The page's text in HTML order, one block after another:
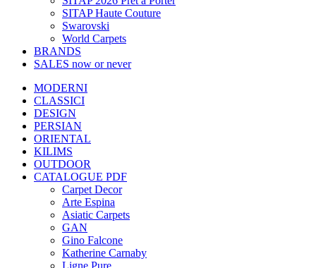
SITAP Haute Couture
Swarovski
World Carpets
BRANDS
SALES now or never
MODERNI
CLASSICI
DESIGN
PERSIAN
ORIENTAL
KILIMS
OUTDOOR
CATALOGUE PDF
Carpet Decor
Arte Espina
Asiatic Carpets
GAN
Gino Falcone
Katherine Carnaby
Ligne Pure